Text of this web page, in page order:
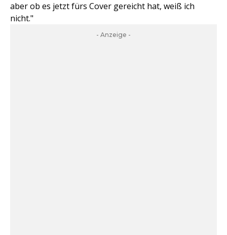
aber ob es jetzt fürs Cover gereicht hat, weiß ich
nicht."
- Anzeige -